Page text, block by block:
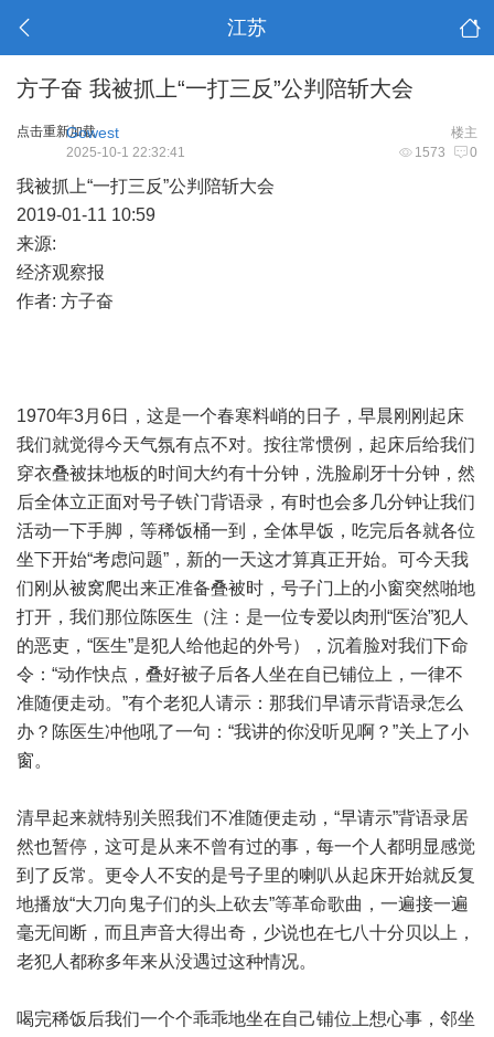
江苏
方子奋 我被抓上“一打三反”公判陪斩大会
点击重新加载 楼主
Gowest
1573 0
2025-10-1 22:32:41
我被抓上“一打三反”公判陪斩大会
2019-01-11 10:59
来源:
经济观察报
作者: 方子奋
1970年3月6日，这是一个春寒料峭的日子，早晨刚刚起床
我们就觉得今天气氛有点不对。按往常惯例，起床后给我们
穿衣叠被抹地板的时间大约有十分钟，洗脸刷牙十分钟，然
后全体立正面对号子铁门背语录，有时也会多几分钟让我们
活动一下手脚，等稀饭桶一到，全体早饭，吃完后各就各位
坐下开始“考虑问题”，新的一天这才算真正开始。可今天我
们刚从被窝爬出来正准备叠被时，号子门上的小窗突然啪地
打开，我们那位陈医生（注：是一位专爱以肉刑“医治”犯人
的恶吏，“医生”是犯人给他起的外号），沉着脸对我们下命
令：“动作快点，叠好被子后各人坐在自已铺位上，一律不
准随便走动。”有个老犯人请示：那我们早请示背语录怎么
办？陈医生冲他吼了一句：“我讲的你没听见啊？”关上了小
窗。
清早起来就特别关照我们不准随便走动，“早请示”背语录居
然也暂停，这可是从来不曾有过的事，每一个人都明显感觉
到了反常。更令人不安的是号子里的喇叭从起床开始就反复
地播放“大刀向鬼子们的头上砍去”等革命歌曲，一遍接一遍
毫无间断，而且声音大得出奇，少说也在七八十分贝以上，
老犯人都称多年来从没遇过这种情况。
喝完稀饭后我们一个个乖乖地坐在自己铺位上想心事，邻坐